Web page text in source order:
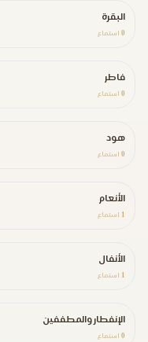
البقرة
0 استماع
فاطر
0 استماع
هود
0 استماع
الأنعام
1 استماع
الأنفال
1 استماع
الإنفطار والمطففين
0 استماع